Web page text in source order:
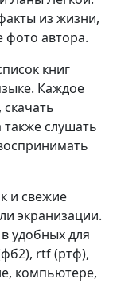
из жизни,
фото автора.
книг
Каждое
также слушать
и свежие
экранизации.
удобных для
rtf (ртф),
компьютере,